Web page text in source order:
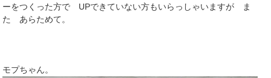
ーをつくった方で UPできていない方もいらっしゃいますが ま
た あらためて。
モプちゃん。